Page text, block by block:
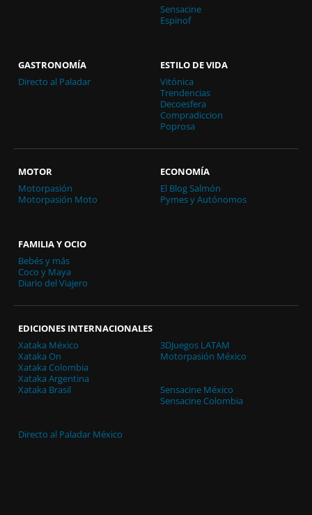
Sensacine
Espinof
GASTRONOMÍA
Directo al Paladar
ESTILO DE VIDA
Vitónica
Trendencias
Decoesfera
Compradiccion
Poprosa
MOTOR
Motorpasión
Motorpasión Moto
ECONOMÍA
El Blog Salmón
Pymes y Autónomos
FAMILIA Y OCIO
Bebés y más
Coco y Maya
Diario del Viajero
EDICIONES INTERNACIONALES
Xataka México
Xataka On
Xataka Colombia
Xataka Argentina
Xataka Brasil
3DJuegos LATAM
Motorpasión México
Sensacine México
Sensacine Colombia
Directo al Paladar México